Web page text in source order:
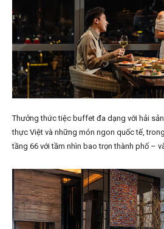
Thưởng thức tiệc buffet đa dạng với hải
thực Việt và những món ngon quốc tế,
tầng 66 với tầm nhìn bao trọn thành phố –